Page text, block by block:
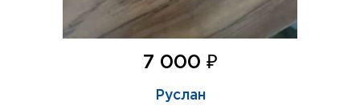
7 000 ₽
Руслан